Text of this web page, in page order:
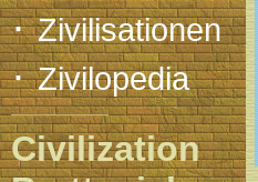
·Zivilisationen
·Zivilopedia
Civilization